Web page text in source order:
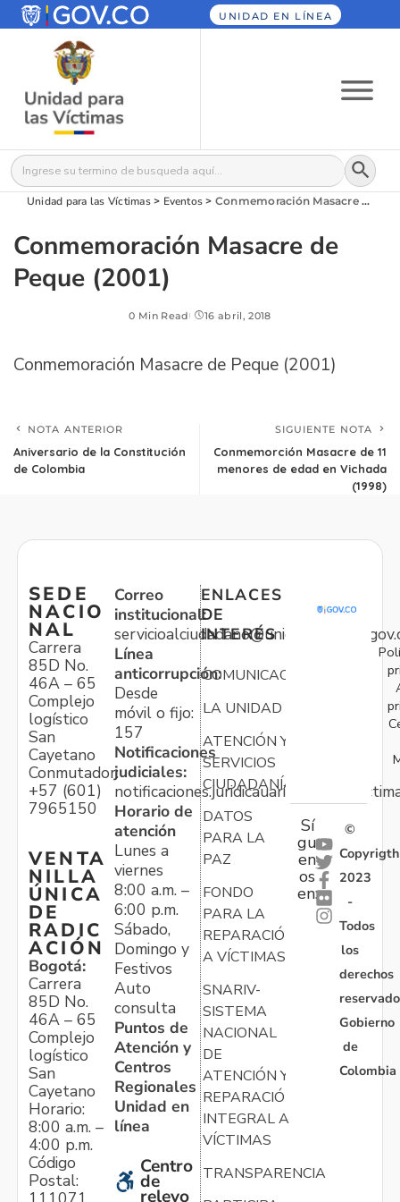
UNIDAD EN LÍNEA
Buscar: Botón
Unidad para las Víctimas> Eventos > Conmemoración Masacre de Peque (2001)
Conmemoración Masacre de
Peque (2001)
0 Min Read 16 abril, 2018
Conmemoración Masacre de Peque (2001)
NOTA ANTERIOR
Aniversario de la Constitución
de Colombia
SIGUIENTE NOTA
Conmemorción Masacre de 11
menores de edad en Vichada
(1998)
SEDE
NACIO
NAL
Carrera
85D No.
46A – 65
Complejo
logístico
San
Cayetano
Conmutador:
+57 (601)
7965150
VENTA
NILLA
ÚNICA
DE
RADIC
ACIÓN
Bogotá:
Carrera
85D No.
46A – 65
Complejo
logístico
San
Cayetano
Horario:
8:00 a.m. –
4:00 p.m.
Código
Postal:
Correo
institucional:
Línea
anticorrupción:
Desde
móvil o fijo:
157
Notificaciones
judiciales:
Horario de
atención
Lunes a
viernes
8:00 a.m. –
6:00 p.m.
Sábado,
Domingo y
Festivos
Auto
consulta
Puntos de
Atención y
Centros
Regionales
Unidad en
línea
Centro
de
relevo
ENLACES
DE
INTERÉS
COMUNICACIONES
LA UNIDAD
ATENCIÓN Y
SERVICIOS
CIUDADANÍA
DATOS
PARA LA
PAZ
FONDO
PARA LA
REPARACIÓN
A VÍCTIMAS
SNARIV-
SISTEMA
NACIONAL
DE
ATENCIÓN Y
REPARACIÓN
INTEGRAL A
VÍCTIMAS
TRANSPARENCIA
Sí
gu
en
os
en:
©
Copyrigth
2023
-
Todos
los
derechos
Gobierno
de
Colombia